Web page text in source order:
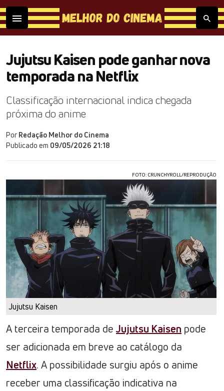
Jujutsu Kaisen pode ganhar nova
temporada na Netflix
Classificação internacional indica chegada
próxima do anime
Por Redação Melhor do Cinema
Publicado em 09/05/2026 21:18
FOTO: CRUNCHYROLL/REPRODUÇÃO
Jujutsu Kaisen
A terceira temporada deJujutsu Kaisen pode
ser adicionada em breve ao catálogo da
Netflix. A possibilidade surgiu após o anime
receber uma classificação indicativa na